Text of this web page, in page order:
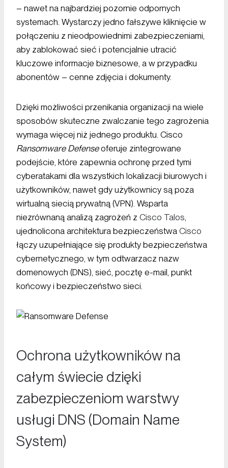
– nawet na najbardziej pozornie odpornych
systemach. Wystarczy jedno fałszywe kliknięcie w
połączeniu z nieodpowiednimi zabezpieczeniami,
aby zablokować sieć i potencjalnie utracić
kluczowe informacje biznesowe, a w przypadku
abonentów – cenne zdjęcia i dokumenty.
Dzięki możliwości przenikania organizacji na wiele
sposobów skuteczne zwalczanie tego zagrożenia
wymaga więcej niż jednego produktu. Cisco
Ransomware Defenseoferuje zintegrowane
podejście, które zapewnia ochronę przed tymi
cyberatakami dla wszystkich lokalizacji biurowych i
użytkowników, nawet gdy użytkownicy są poza
wirtualną siecią prywatną (VPN). Wsparta
niezrównaną analizą zagrożeń z Cisco Talos,
ujednolicona architektura bezpieczeństwa Cisco
łączy uzupełniające się produkty bezpieczeństwa
cybernetycznego, w tym odtwarzacz nazw
domenowych (DNS), sieć, pocztę e-mail, punkt
końcowy i bezpieczeństwo sieci.
Ochrona użytkowników na
całym świecie dzięki
zabezpieczeniom warstwy
usługi DNS (Domain Name
System)